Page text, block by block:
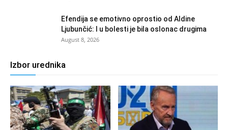
Efendija se emotivno oprostio od Aldine
Ljubunčić: I u bolesti je bila oslonac drugima
August 8, 2026
Izbor urednika